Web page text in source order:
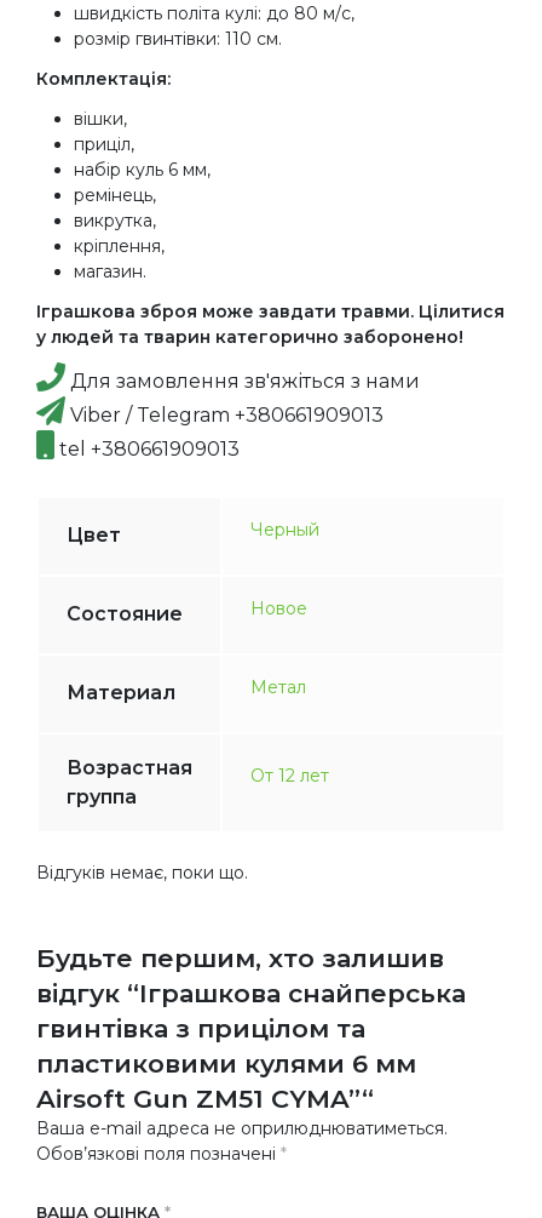
швидкість політа кулі: до 80 м/с,
розмір гвинтівки: 110 см.
Комплектація:
вішки,
приціл,
набір куль 6 мм,
ремінець,
викрутка,
кріплення,
магазин.
Іграшкова зброя може завдати травми. Цілитися
у людей та тварин категорично заборонено!
Для замовлення зв'яжіться з нами
Viber / Telegram +380661909013
tel +380661909013
Цвет Черный
Состояние Новое
Материал Метал
Возрастная
группа
От 12 лет
Відгуків немає, поки що.
Будьте першим, хто залишив
відгук “Іграшкова снайперська
гвинтівка з прицілом та
пластиковими кулями 6 мм
Airsoft Gun ZM51 CYMA”“
Ваша e-mail адреса не оприлюднюватиметься.
Обов’язкові поля позначені *
ВАША ОЦІНКА *